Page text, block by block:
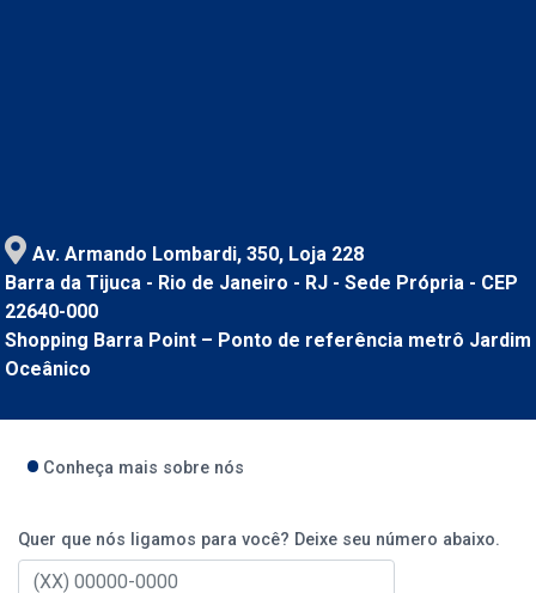
Av. Armando Lombardi, 350, Loja 228
Barra da Tijuca - Rio de Janeiro - RJ - Sede Própria - CEP
22640-000
Shopping Barra Point – Ponto de referência metrô Jardim
Oceânico
Conheça mais sobre nós
Quer que nós ligamos para você? Deixe seu número abaixo.